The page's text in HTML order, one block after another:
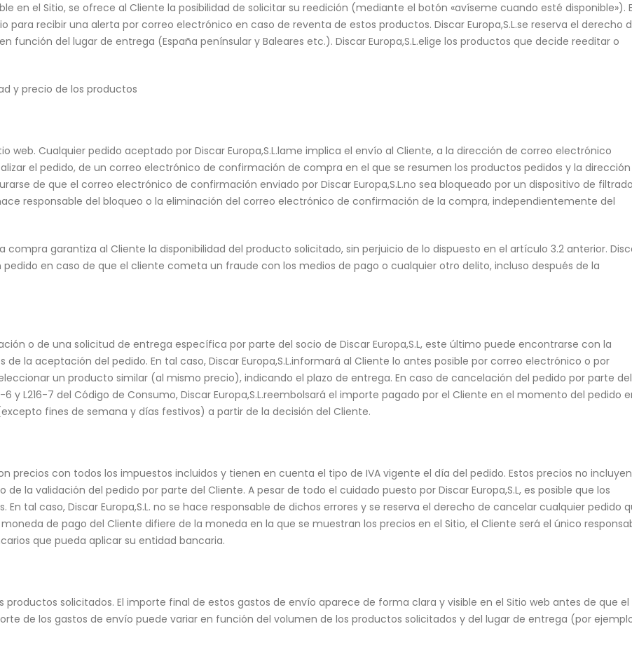
en el Sitio, se ofrece al Cliente la posibilidad de solicitar su reedición (mediante el botón «avíseme cuando esté disponible»).
para recibir una alerta por correo electrónico en caso de reventa de estos productos. Discar Europa,S.L.se reserva el derecho
función del lugar de entrega (España penínsular y Baleares etc.). Discar Europa,S.L.elige los productos que decide reeditar o
y precio de los productos
web. Cualquier pedido aceptado por Discar Europa,S.L.lame implica el envío al Cliente, a la dirección de correo electrónico
el pedido, de un correo electrónico de confirmación de compra en el que se resumen los productos pedidos y la dirección
de que el correo electrónico de confirmación enviado por Discar Europa,S.L.no sea bloqueado por un dispositivo de
responsable del bloqueo o la eliminación del correo electrónico de confirmación de la compra, independientemente del
garantiza al Cliente la disponibilidad del producto solicitado, sin perjuicio de lo dispuesto en el artículo 3.2 anterior.
pedido en caso de que el cliente cometa un fraude con los medios de pago o cualquier otro delito, incluso después de la
o de una solicitud de entrega específica por parte del socio de Discar Europa,S.L, este último puede encontrarse con la
la aceptación del pedido. En tal caso, Discar Europa,S.L.informará al Cliente lo antes posible por correo electrónico o por
un producto similar (al mismo precio), indicando el plazo de entrega. En caso de cancelación del pedido por parte del
y L216-7 del Código de Consumo, Discar Europa,S.L.reembolsará el importe pagado por el Cliente en el momento del pedido
fines de semana y días festivos) a partir de la decisión del Cliente.
precios con todos los impuestos incluidos y tienen en cuenta el tipo de IVA vigente el día del pedido. Estos precios no incluyen
la validación del pedido por parte del Cliente. A pesar de todo el cuidado puesto por Discar Europa,S.L, es posible que los
tal caso, Discar Europa,S.L. no se hace responsable de dichos errores y se reserva el derecho de cancelar cualquier pedido
de pago del Cliente difiere de la moneda en la que se muestran los precios en el Sitio, el Cliente será el único
que pueda aplicar su entidad bancaria.
productos solicitados. El importe final de estos gastos de envío aparece de forma clara y visible en el Sitio web antes de que el
de los gastos de envío puede variar en función del volumen de los productos solicitados y del lugar de entrega (por